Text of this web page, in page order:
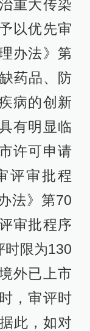
重大传染
以优先审
办法》第
药品、防
病的创新
有明显临
许可申请
评审批程
法》第70
审批程序
时限为130
外已上市
，审评时
此，如对